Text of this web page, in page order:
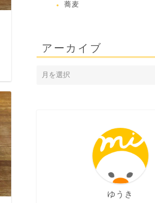
蕎麦
アーカイブ
ゆうき